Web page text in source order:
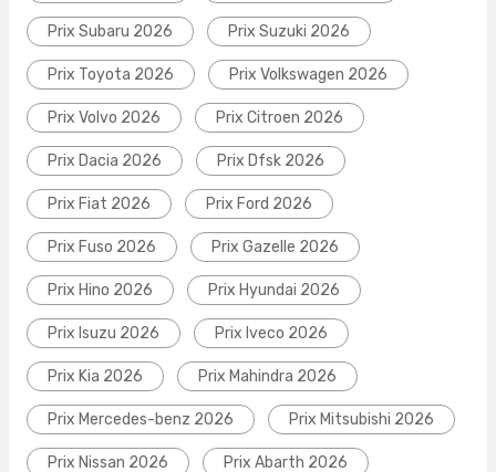
Prix Subaru 2026 Prix Suzuki 2026
Prix Toyota 2026 Prix Volkswagen 2026
Prix Volvo 2026 Prix Citroen 2026
Prix Dacia 2026 Prix Dfsk 2026
Prix Fiat 2026 Prix Ford 2026
Prix Fuso 2026 Prix Gazelle 2026
Prix Hino 2026 Prix Hyundai 2026
Prix Isuzu 2026 Prix Iveco 2026
Prix Kia 2026 Prix Mahindra 2026
Prix Mercedes-benz 2026 Prix Mitsubishi 2026
Prix Nissan 2026 Prix Abarth 2026